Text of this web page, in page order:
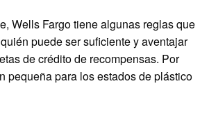
Wells Fargo tiene algunas reglas que
puede ser suficiente y aventajar
de crédito de recompensas. Por
pequeña para los estados de plástico